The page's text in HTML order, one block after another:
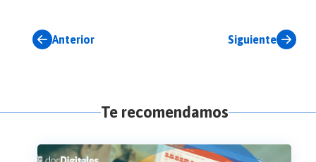
Anterior Siguiente
Te recomendamos